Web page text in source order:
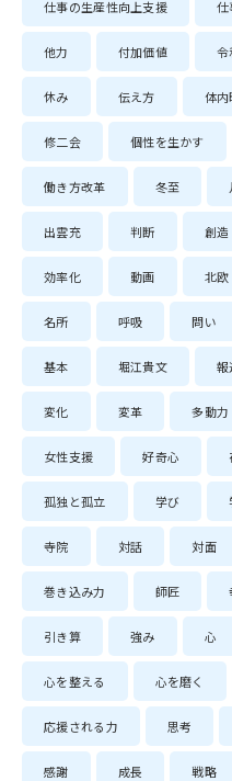
仕事の生産性向上支援 仕
他力 付加価値 令
休み 伝え方 体内
修二会 個性を生かす
働き方改革 冬至
出雲充 判断 創造
効率化 動画 北欧
名所 呼吸 問い
基本 堀江貴文 報
変化 変革 多動力
女性支援 好奇心
孤独と孤立 学び
寺院 対話 対面
巻き込み力 師匠
引き算 強み 心
心を整える 心を磨く
応援される力 思考
感謝 成長 戦略